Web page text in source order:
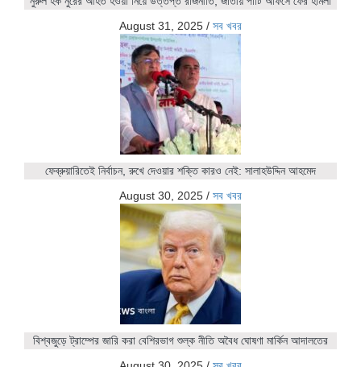
August 31, 2025 / সব খবর
ফেব্রুয়ারিতেই নির্বাচন, রুখে দেওয়ার শক্তি কারও নেই: সালাহউদ্দিন আহমেদ
August 30, 2025 / সব খবর
বিশ্বজুড়ে ট্রাম্পের জারি করা বেশিরভাগ শুল্ক নীতি অবৈধ ঘোষণা মার্কিন আদালতের